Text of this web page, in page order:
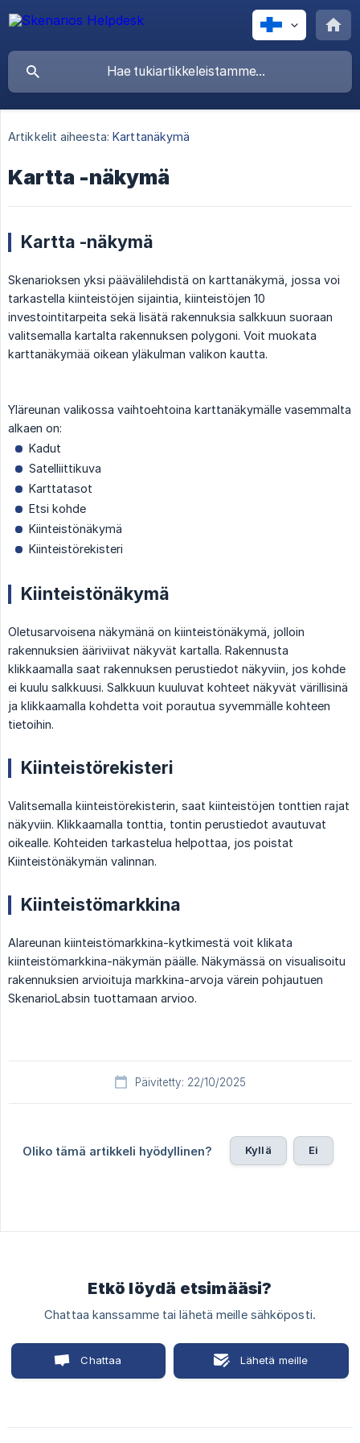
Artikkelit aiheesta: Karttanäkymä
Kartta -näkymä
Kartta -näkymä
Skenarioksen yksi päävälilehdistä on karttanäkymä, jossa voi
tarkastella kiinteistöjen sijaintia, kiinteistöjen 10
investointitarpeita sekä lisätä rakennuksia salkkuun suoraan
valitsemalla kartalta rakennuksen polygoni. Voit muokata
karttanäkymää oikean yläkulman valikon kautta.
Yläreunan valikossa vaihtoehtoina karttanäkymälle vasemmalta
alkaen on:
Kadut
Satelliittikuva
Karttatasot
Etsi kohde
Kiinteistönäkymä
Kiinteistörekisteri
Kiinteistönäkymä
Oletusarvoisena näkymänä on kiinteistönäkymä, jolloin
rakennuksien ääriviivat näkyvät kartalla. Rakennusta
klikkaamalla saat rakennuksen perustiedot näkyviin, jos kohde
ei kuulu salkkuusi. Salkkuun kuuluvat kohteet näkyvät värillisinä
ja klikkaamalla kohdetta voit porautua syvemmälle kohteen
tietoihin.
Kiinteistörekisteri
Valitsemalla kiinteistörekisterin, saat kiinteistöjen tonttien rajat
näkyviin. Klikkaamalla tonttia, tontin perustiedot avautuvat
oikealle. Kohteiden tarkastelua helpottaa, jos poistat
Kiinteistönäkymän valinnan.
Kiinteistömarkkina
Alareunan kiinteistömarkkina-kytkimestä voit klikata
kiinteistömarkkina-näkymän päälle. Näkymässä on visualisoitu
rakennuksien arvioituja markkina-arvoja värein pohjautuen
SkenarioLabsin tuottamaan arvioo.
Päivitetty: 22/10/2025
Oliko tämä artikkeli hyödyllinen? Kyllä Ei
Etkö löydä etsimääsi?
Chattaa kanssamme tai lähetä meille sähköposti.
Chattaa Lähetä meille